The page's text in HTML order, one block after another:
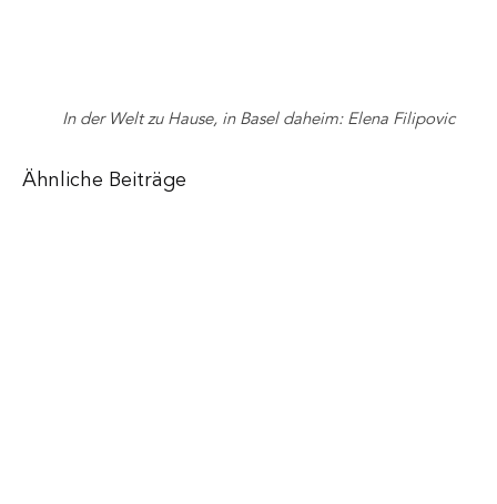
In der Welt zu Hause, in Basel daheim: Elena Filipovic
Ähnliche Beiträge